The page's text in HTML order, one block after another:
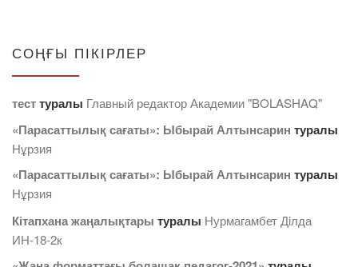
СОҢҒЫ ПІКІРЛЕР
тесттуралы Главный редактор Академии "BOLASHAQ"
«Парасаттылық сағаты»: Ыбырай Алтынсарин туралы
Нұрзия
«Парасаттылық сағаты»: Ыбырай Алтынсарин туралы
Нұрзия
Кітапхана жаңалықтары туралы Нурмагамбет Дiлда
ИН-18-2к